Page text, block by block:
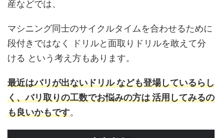
産などでは、
マシニング同士のサイクルタイムを合わせるために
段付きではなく ドリルと面取りドリルを敢えて分
ける という考え方もあります。
最近はバリが出ないドリル なども登場しているらし
く、バリ取りの工数でお悩みの方は 活用してみるの
も良いかもです。